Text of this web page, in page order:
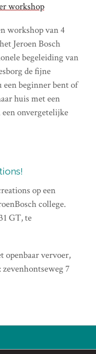
workshop
workshop van 4
Jeroen Bosch
begeleiding van
de fijne
een beginner bent of
huis met een
onvergetelijke
op een
college.
GT, te
openbaar vervoer,
7